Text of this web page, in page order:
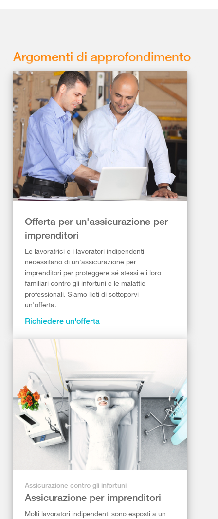
Argomenti di approfondimento
Offerta per un'assicurazione per
imprenditori
Le lavoratrici e i lavoratori indipendenti
necessitano di un'assicurazione per
imprenditori per proteggere sé stessi e i loro
familiari contro gli infortuni e le malattie
professionali. Siamo lieti di sottoporvi
un'offerta.
Richiedere un'offerta
Assicurazione contro gli infortuni
Assicurazione per imprenditori
Molti lavoratori indipendenti sono esposti a un